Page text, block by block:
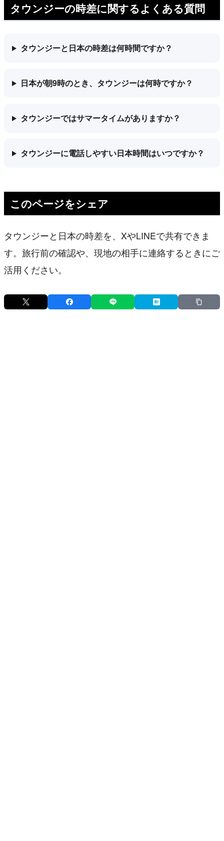
タウンジーの時差に関するよくある質問
タウンジーと日本の時差は何時間ですか？
日本が朝9時のとき、タウンジーは何時ですか？
タウンジーではサマータイムがありますか？
タウンジーに電話しやすい日本時間はいつですか？
このページをシェア
タウンジーと日本の時差を、XやLINEで共有できま
す。旅行前の確認や、現地の相手に連絡するときにご
活用ください。